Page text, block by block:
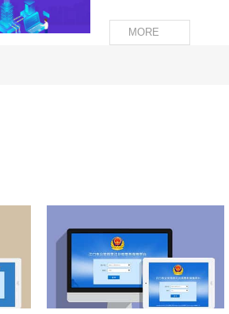
收箱）+云服务平台+移动
MORE